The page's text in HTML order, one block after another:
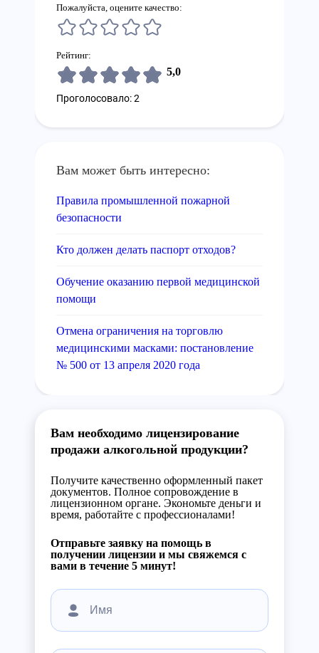
Пожалуйста, оцените качество:
Рейтинг:
5,0
Проголосовало: 2
Вам может быть интересно:
Правила промышленной пожарной
безопасности
Кто должен делать паспорт отходов?
Обучение оказанию первой медицинской
помощи
Отмена ограничения на торговлю
медицинскими масками: постановление
№ 500 от 13 апреля 2020 года
Вам необходимо лицензирование
продажи алкогольной продукции?
Получите качественно оформленный пакет
документов. Полное сопровождение в
лицензионном органе. Экономьте деньги и
время, работайте с профессионалами!
Отправьте заявку на помощь в
получении лицензии и мы свяжемся с
вами в течение 5 минут!